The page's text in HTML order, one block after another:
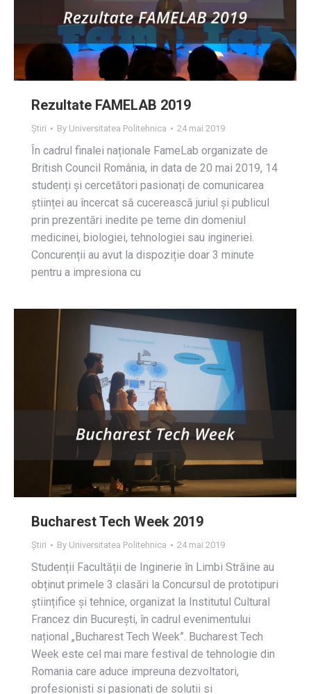
Rezultate FAMELAB 2019
Știri By Universitatea Politehnica 24 mai 2019
În cadrul finalei naționale FameLab organizate de
British Council România, in data de 20 mai 2019, 14
studenți și cercetători pasionați de comunicarea
științei au încercat să cucerească juriul și publicul
prin prezentări inedite pe teme din domeniul
medicinei, biologiei, tehnologiei sau ingineriei.
Concurenții au avut la dispoziție doar 3 minute
pentru a impresiona cu
Bucharest Tech Week 2019
Știri By Universitatea Politehnica 24 mai 2019
Studenții Facultății de Inginerie în Limbi Străine au
obținut primele 3 clasări la Concursul de prototipuri
științifice și tehnice, organizat la Institutul Cultural
Francez din București, în cadrul evenimentului
național „Bucharest Tech Week”. Bucharest Tech
Week este cel mai mare festival de tehnologie din
Romania care aduce impreuna dezvoltatori,
profesionisti si pasionati de solutii si